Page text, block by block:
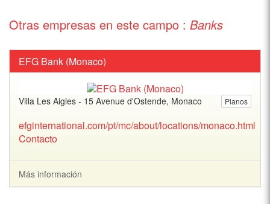
Otras empresas en este campo : Banks
EFG Bank (Monaco)
Planos
Villa Les Aigles - 15 Avenue d'Ostende, Monaco
efginternational.com/pt/mc/about/locations/monaco.html
Contacto
Más información